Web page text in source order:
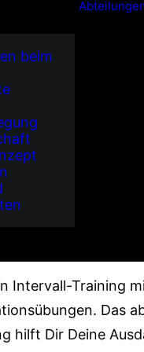
beim
BODY
Intervall-Training
Das
hilft Dir Deine